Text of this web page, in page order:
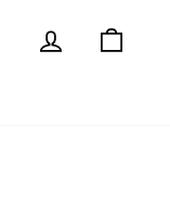
MASUK